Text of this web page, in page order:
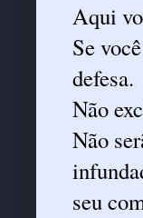
Aqui
Se
defesa.
Não
Não
seu